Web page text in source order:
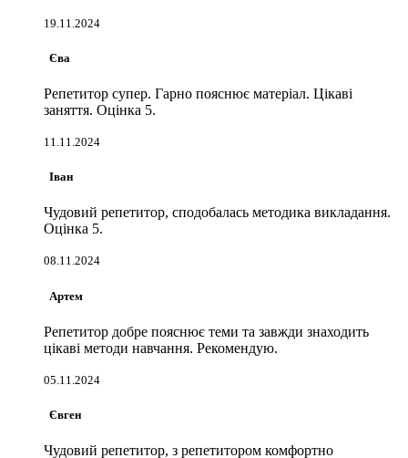
19.11.2024
Єва
Репетитор супер. Гарно пояснює матеріал. Цікаві
заняття. Оцінка 5.
11.11.2024
Іван
Чудовий репетитор, сподобалась методика викладання.
Оцінка 5.
08.11.2024
Артем
Репетитор добре пояснює теми та завжди знаходить
цікаві методи навчання. Рекомендую.
05.11.2024
Євген
Чудовий репетитор, з репетитором комфортно